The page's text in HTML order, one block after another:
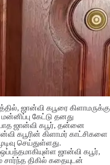
ஜான்வி கபூரை கிளாமருக்கு
கேட்டு தனது
ஜான்வி கபூர், தன்னை
கபூரின் கிளாமர் காட்சிகளை
செய்துள்ளது.
ஜான்வி கபூர்,
சார்ந்த திகில் கதையுடன்